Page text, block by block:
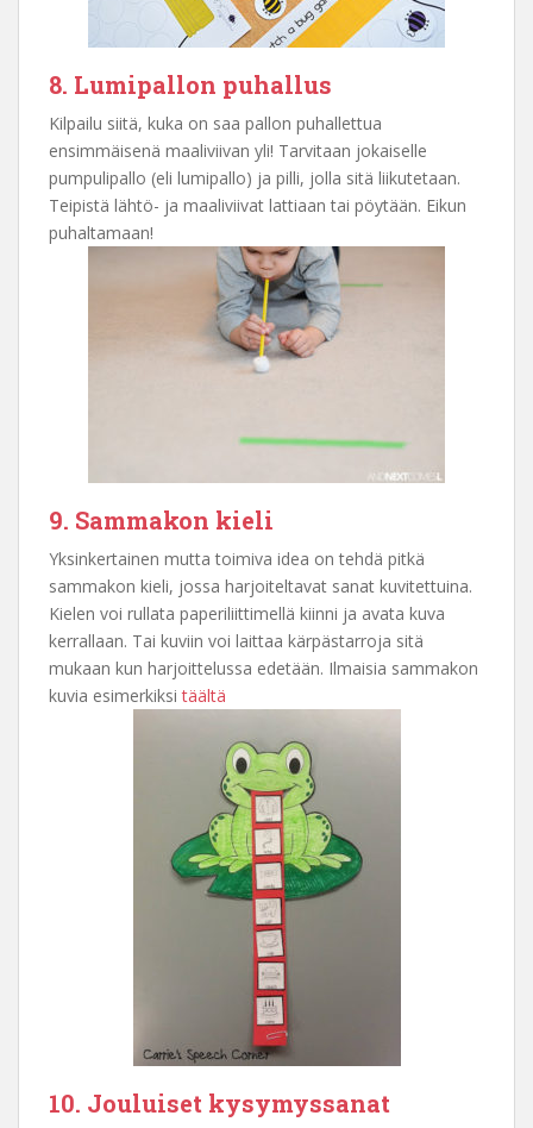
8. Lumipallon puhallus
Kilpailu siitä, kuka on saa pallon puhallettua
ensimmäisenä maaliviivan yli! Tarvitaan jokaiselle
pumpulipallo (eli lumipallo) ja pilli, jolla sitä liikutetaan.
Teipistä lähtö- ja maaliviivat lattiaan tai pöytään. Eikun
puhaltamaan!
9. Sammakon kieli
Yksinkertainen mutta toimiva idea on tehdä pitkä
sammakon kieli, jossa harjoiteltavat sanat kuvitettuina.
Kielen voi rullata paperiliittimellä kiinni ja avata kuva
kerrallaan. Tai kuviin voi laittaa kärpästarroja sitä
mukaan kun harjoittelussa edetään. Ilmaisia sammakon
kuvia esimerkiksitäältä
10. Jouluiset kysymyssanat